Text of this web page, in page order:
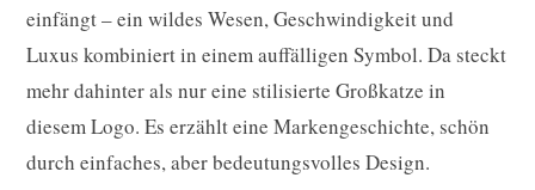
einfängt – ein wildes Wesen, Geschwindigkeit und
Luxus kombiniert in einem auffälligen Symbol. Da steckt
mehr dahinter als nur eine stilisierte Großkatze in
diesem Logo. Es erzählt eine Markengeschichte, schön
durch einfaches, aber bedeutungsvolles Design.